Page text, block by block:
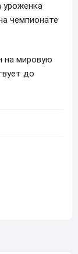
уроженка
чемпионате
на мировую
до